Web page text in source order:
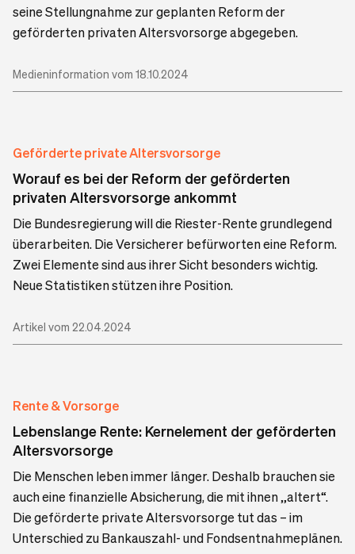
seine Stellungnahme zur geplanten Reform der
geförderten privaten Altersvorsorge abgegeben.
Medieninformation vom 18.10.2024
Geförderte private Altersvorsorge
Worauf es bei der Reform der geförderten
privaten Altersvorsorge ankommt
Die Bundesregierung will die Riester-Rente grundlegend
überarbeiten. Die Versicherer befürworten eine Reform.
Zwei Elemente sind aus ihrer Sicht besonders wichtig.
Neue Statistiken stützen ihre Position.
Artikel vom 22.04.2024
Rente & Vorsorge
Lebenslange Rente: Kernelement der geförderten
Altersvorsorge
Die Menschen leben immer länger. Deshalb brauchen sie
auch eine finanzielle Absicherung, die mit ihnen „altert“.
Die geförderte private Altersvorsorge tut das – im
Unterschied zu Bankauszahl- und Fondsentnahmeplänen.